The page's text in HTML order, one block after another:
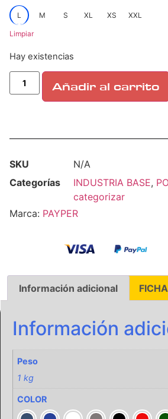
L M S XL XS XXL
Limpiar
Hay existencias
Añadir al carrito
SKU
N/A
Categorías
INDUSTRIA BASE,
categorizar
Marca: PAYPER
Información adicional
Información
Peso
1 kg
COLOR